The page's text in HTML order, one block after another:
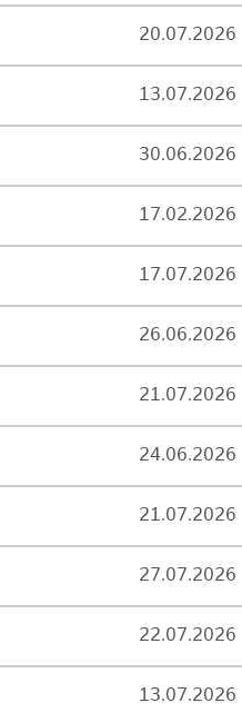
20.07.2026
13.07.2026
30.06.2026
17.02.2026
17.07.2026
26.06.2026
21.07.2026
24.06.2026
21.07.2026
27.07.2026
22.07.2026
13.07.2026